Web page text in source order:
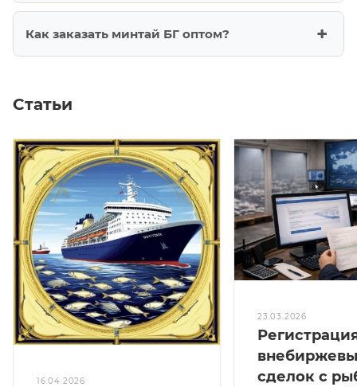
Как заказать минтай БГ оптом?
Статьи
16.04.2026
23.03.2026
сделок с